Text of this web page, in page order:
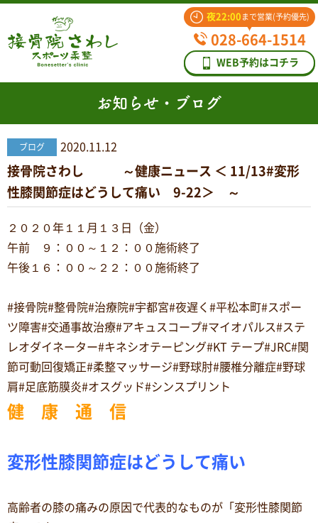
夜22:00 まで営業(予約優先)
028-664-1514
WEB予約はコチラ
お知らせ・ブログ
ブログ 2020.11.12
接骨院さわし ～健康ニュース ＜ 11/13#変形
性膝関節症はどうして痛い 9-22＞ ～
２０２０年１１月１３日（金）
午前 ９：００～１２：００施術終了
午後１６：００～２２：００施術終了
#接骨院#整骨院#治療院#宇都宮#夜遅く#平松本町#スポー
ツ障害#交通事故治療#アキュスコープ#マイオパルス#ステ
レオダイネーター#キネシオテーピング#KT テープ#JRC#関
節可動回復矯正#柔整マッサージ#野球肘#腰椎分離症#野球
肩#足底筋膜炎#オスグッド#シンスプリント
健 康 通 信
変形性膝関節症はどうして痛い
高齢者の膝の痛みの原因で代表的なものが「変形性膝関節